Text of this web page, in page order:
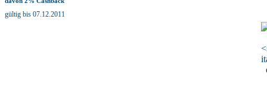
gültig bis 07.12.2011